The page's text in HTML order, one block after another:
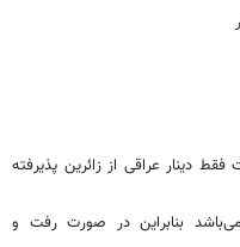
دینار عراقی از زائرین پذیرفته
بنابراین در صورت رفت و